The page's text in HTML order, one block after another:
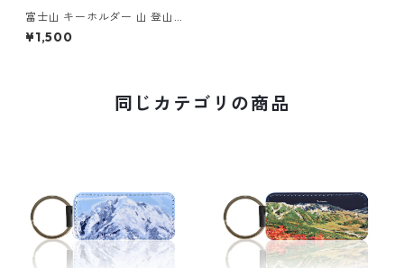
富士山 キーホルダー 山 登山
アウトドア
¥1,500
同じカテゴリの商品